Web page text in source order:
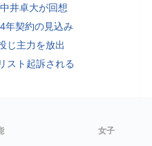
井卓大が回想
年契約の見込み
じ主力を放出
スト起訴される
女子